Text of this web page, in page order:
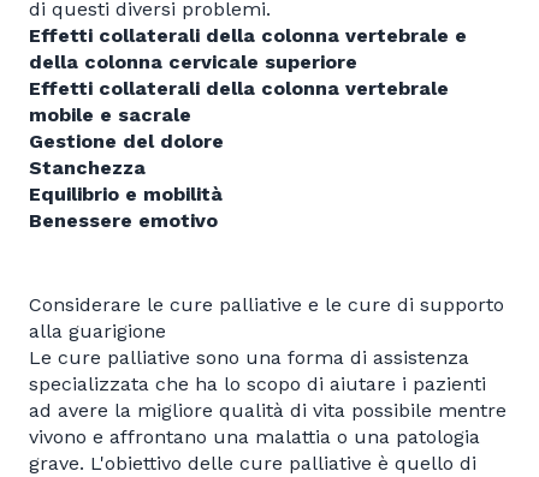
di questi diversi problemi.
Effetti collaterali della colonna vertebrale e
della colonna cervicale superiore
Effetti collaterali della colonna vertebrale
mobile e sacrale
Gestione del dolore
Stanchezza
Equilibrio e mobilità
Benessere emotivo
Considerare le cure palliative e le cure di supporto
alla guarigione
Le cure palliative sono una forma di assistenza
specializzata che ha lo scopo di aiutare i pazienti
ad avere la migliore qualità di vita possibile mentre
vivono e affrontano una malattia o una patologia
grave. L'obiettivo delle cure palliative è quello di